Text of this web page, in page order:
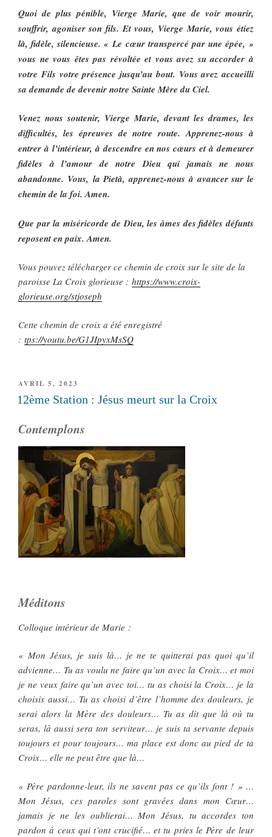
Quoi de plus pénible, Vierge Marie, que de voir mourir,
souffrir, agoniser son fils. Et vous, Vierge Marie, vous étiez
là, fidèle, silencieuse. « Le cœur transpercé par une épée, »
vous ne vous êtes pas révoltée et vous avez su accorder à
votre Fils votre présence jusqu’au bout. Vous avez accueilli
sa demande de devenir notre Sainte Mère du Ciel.
Venez nous soutenir, Vierge Marie, devant les drames, les
difficultés, les épreuves de notre route. Apprenez-nous à
entrer à l’intérieur, à descendre en nos cœurs et à demeurer
fidèles à l’amour de notre Dieu qui jamais ne nous
abandonne. Vous, la Pietà, apprenez-nous à avancer sur le
chemin de la foi. Amen.
Que par la miséricorde de Dieu, les âmes des fidèles défunts
reposent en paix. Amen.
Vous pouvez télécharger ce chemin de croix sur le site de la
paroisse La Croix glorieuse : https://www.croix-
glorieuse.org/stjoseph
Cette chemin de croix a été enregistré
: tps://youtu.be/G1JIpyxMsSQ
PUBLIÉ
LE
AVRIL 5, 2023
12ème Station : Jésus meurt sur la Croix
Contemplons
Méditons
Colloque intérieur de Marie :
« Mon Jésus, je suis là… je ne te quitterai pas quoi qu’il
advienne… Tu as voulu ne faire qu’un avec la Croix… et moi
je ne veux faire qu’un avec toi… tu as choisi la Croix… je la
choisis aussi… Tu as choisi d’être l’homme des douleurs, je
serai alors la Mère des douleurs… Tu as dit que là où tu
seras, là aussi sera ton serviteur… je suis ta servante depuis
toujours et pour toujours… ma place est donc au pied de ta
Croix… elle ne peut être que là…
« Père pardonne-leur, ils ne savent pas ce qu’ils font ! » …
Mon Jésus, ces paroles sont gravées dans mon Cœur…
jamais je ne les oublierai… Mon Jésus, tu accordes ton
pardon à ceux qui t’ont crucifié… et tu pries le Père de leur